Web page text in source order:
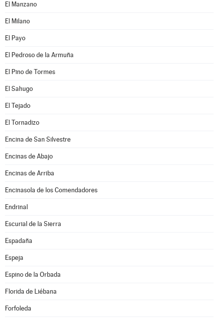
El Manzano
El Milano
El Payo
El Pedroso de la Armuña
El Pino de Tormes
El Sahugo
El Tejado
El Tornadizo
Encina de San Silvestre
Encinas de Abajo
Encinas de Arriba
Encinasola de los Comendadores
Endrinal
Escurial de la Sierra
Espadaña
Espeja
Espino de la Orbada
Florida de Liébana
Forfoleda